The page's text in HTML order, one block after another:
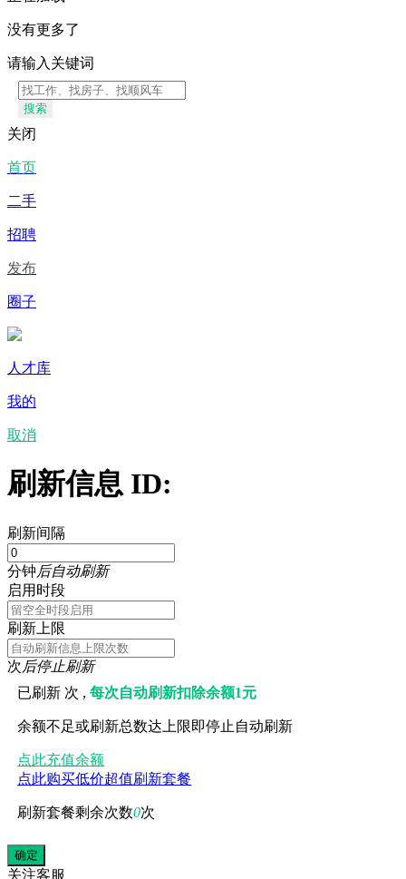
没有更多了
请输入关键词
搜索
关闭
首页
二手
招聘
发布
圈子
人才库
我的
取消
刷新信息 ID:
刷新间隔
分钟后自动刷新
启用时段
刷新上限
次后停止刷新
已刷新 次 ,每次自动刷新扣除余额1元
余额不足或刷新总数达上限即停止自动刷新
点此充值余额
点此购买低价超值刷新套餐
刷新套餐剩余次数0次
关注客服